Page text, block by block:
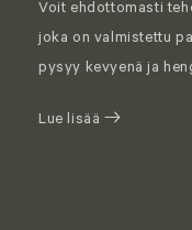
Voit ehdottomasti
joka on valmistettu
pysyy kevyenä ja
Lue lisää